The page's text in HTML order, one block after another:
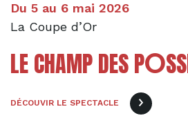
Du 5 au 6 mai 2026
La Coupe d’Or
LE CHAMP DES PO
DÉCOUVIR LE SPECTACLE